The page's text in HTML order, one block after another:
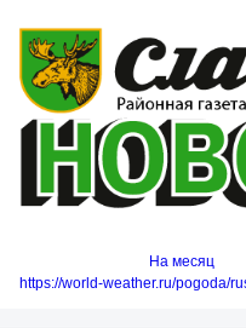
На месяц
https://world-weather.ru/pogoda/